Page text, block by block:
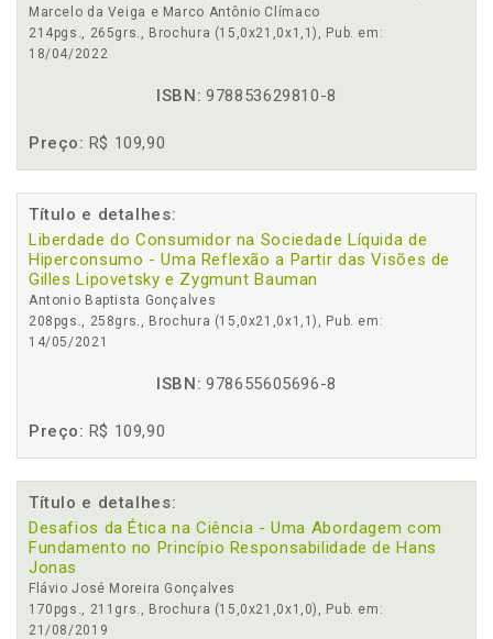
Marcelo da Veiga e Marco Antônio Clímaco
214pgs., 265grs., Brochura (15,0x21,0x1,1), Pub. em:
18/04/2022
ISBN: 978853629810-8
Preço: R$ 109,90
Título e detalhes:
Liberdade do Consumidor na Sociedade Líquida de
Hiperconsumo - Uma Reflexão a Partir das Visões de
Gilles Lipovetsky e Zygmunt Bauman
Antonio Baptista Gonçalves
208pgs., 258grs., Brochura (15,0x21,0x1,1), Pub. em:
14/05/2021
ISBN: 978655605696-8
Preço: R$ 109,90
Título e detalhes:
Desafios da Ética na Ciência - Uma Abordagem com
Fundamento no Princípio Responsabilidade de Hans
Jonas
Flávio José Moreira Gonçalves
170pgs., 211grs., Brochura (15,0x21,0x1,0), Pub. em:
21/08/2019